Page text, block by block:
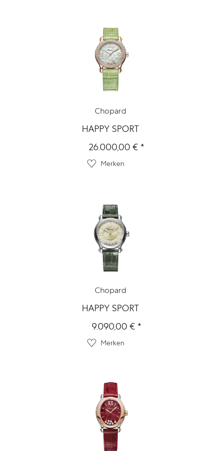
Chopard
HAPPY SPORT
26.000,00 € *
Merken
Chopard
HAPPY SPORT
9.090,00 € *
Merken